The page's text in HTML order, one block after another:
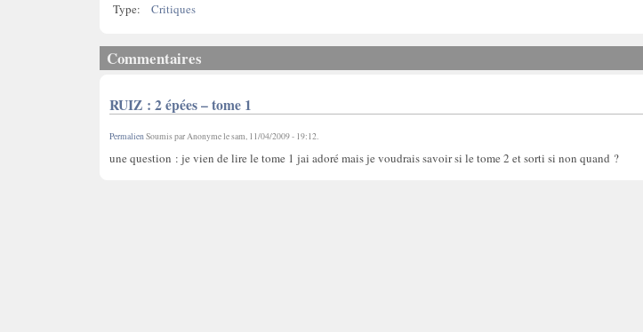
Type:
Critiques
Commentaires
RUIZ : 2 épées – tome 1
PermalienSoumis parAnonymelesam, 11/04/2009 - 19:12.
une question : je vien de lire le tome 1 jai adoré mais je voudrais savoir si le tome 2 et sorti si non quand ?